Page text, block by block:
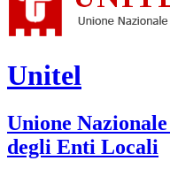
Unitel
Unione
degli Enti Locali